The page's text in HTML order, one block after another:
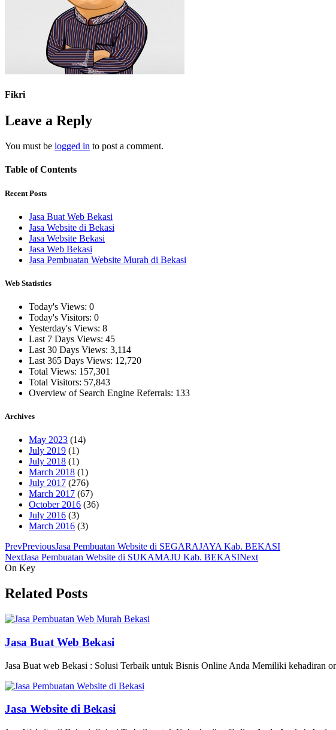
Fikri
Leave a Reply
You must be logged in to post a comment.
Table of Contents
Recent Posts
Jasa Buat Web Bekasi
Jasa Website di Bekasi
Jasa Website Bekasi
Jasa Web Bekasi
Jasa Pembuatan Website Murah di Bekasi
Web Statistics
Today's Views: 0
Today's Visitors: 0
Yesterday's Views: 8
Last 7 Days Views: 45
Last 30 Days Views: 3,114
Last 365 Days Views: 12,720
Total Views: 157,301
Total Visitors: 57,843
Overview of Search Engine Referrals: 133
Archives
May 2023 (14)
July 2019 (1)
July 2018 (1)
March 2018 (1)
July 2017 (276)
March 2017 (67)
October 2016 (36)
July 2016 (3)
March 2016 (3)
PrevPreviousJasa Pembuatan Website di SEGARAJAYA Kab. BEKASI
NextJasa Pembuatan Website di SUKAMAJU Kab. BEKASINext
On Key
Related Posts
Jasa Buat Web Bekasi
Jasa Buat web Bekasi : Solusi Terbaik untuk Bisnis Online Anda Memiliki kehadiran
Jasa Website di Bekasi